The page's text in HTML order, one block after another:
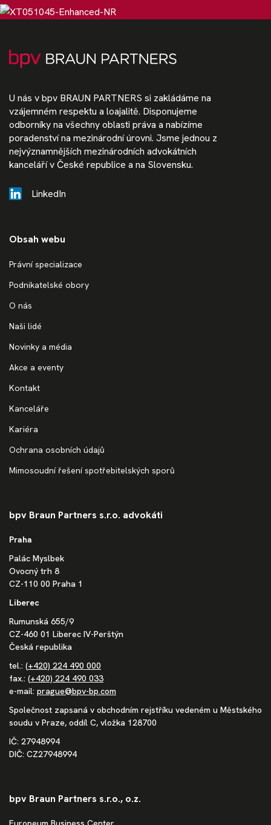
U nás v bpv BRAUN PARTNERS si zakládáme na
vzájemném respektu a loajalitě. Disponujeme
odborníky na všechny oblasti práva a nabízíme
poradenství na mezinárodní úrovni. Jsme jednou z
nejvýznamnějších mezinárodních advokátních
kanceláří v České republice a na Slovensku.
LinkedIn
Obsah webu
Právní specializace
Podnikatelské obory
O nás
Naši lidé
Novinky a média
Akce a eventy
Kontakt
Kanceláře
Kariéra
Ochrana osobních údajů
Mimosoudní řešení spotřebitelských sporů
bpv Braun Partners s.r.o. advokáti
Praha
Palác Myslbek
Ovocný trh 8
CZ-110 00 Praha 1
Liberec
Rumunská 655/9
CZ-460 01 Liberec IV-Perštýn
Česká republika
tel.: (+420) 224 490 000
fax.: (+420) 224 490 033
e-mail: prague@bpv-bp.com
Společnost zapsaná v obchodním rejstříku vedeném u Městského
soudu v Praze, oddíl C, vložka 128700
IČ: 27948994
DIČ: CZ27948994
bpv Braun Partners s.r.o., o.z.